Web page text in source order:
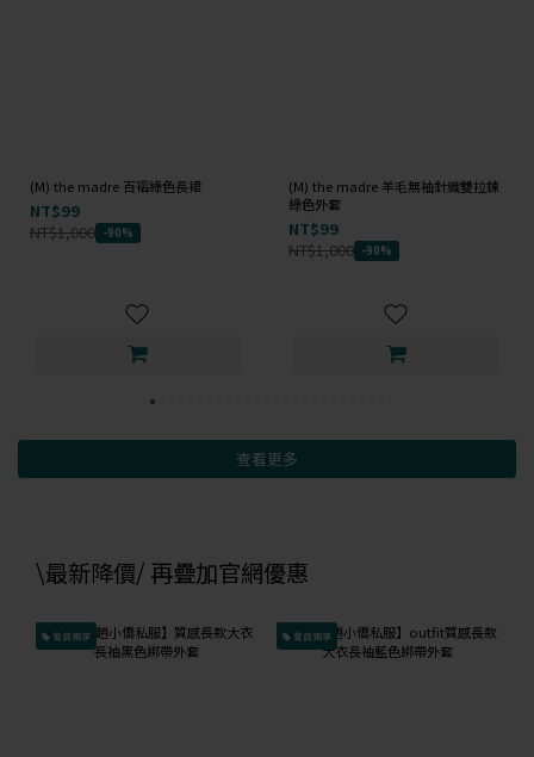
(M) the madre 百褶綠色長裙
NT$99
NT$1,000 -90%
(M) the madre 羊毛無袖針織雙拉鍊
綠色外套
NT$99
NT$1,000 -90%
查看更多
\最新降價/ 再疊加官網優惠
會員獨享 會員獨享